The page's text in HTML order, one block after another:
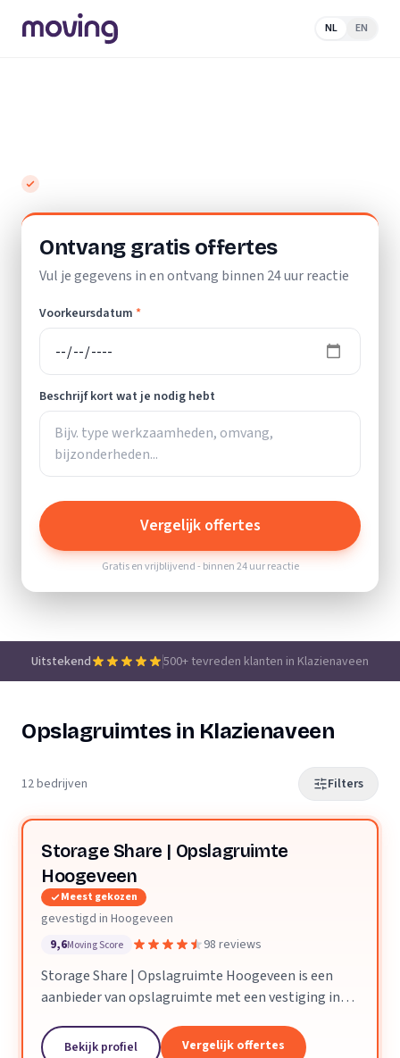
NL EN
Ontvang gratis offertes
Vul je gegevens in en ontvang binnen 24 uur reactie
Voorkeursdatum *
Beschrijf kort wat je nodig hebt
Vergelijk offertes
Gratis en vrijblijvend - binnen 24 uur reactie
Uitstekend 500+ tevreden klanten in Klazienaveen
Opslagruimtes in Klazienaveen
12 bedrijven Filters
Storage Share | Opslagruimte
Hoogeveen
Meest gekozen
gevestigd in Hoogeveen
9,6Moving Score 98 reviews
Storage Share | Opslagruimte Hoogeveen is een
aanbieder van opslagruimte met een vestiging in
Bekijk profiel Vergelijk offertes